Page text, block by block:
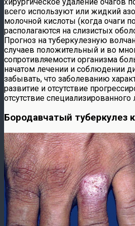
всего используют или жидкий
молочной кислоты (когда очаги
располагаются на слизистых
Прогноз на туберкулезную
случаев положительный и во
сопротивляемости организма
начатом лечении и соблюдении
забывать, что заболеванию
развитие и отсутствие
отсутствие специализированного
Бородавчатый туберкулез